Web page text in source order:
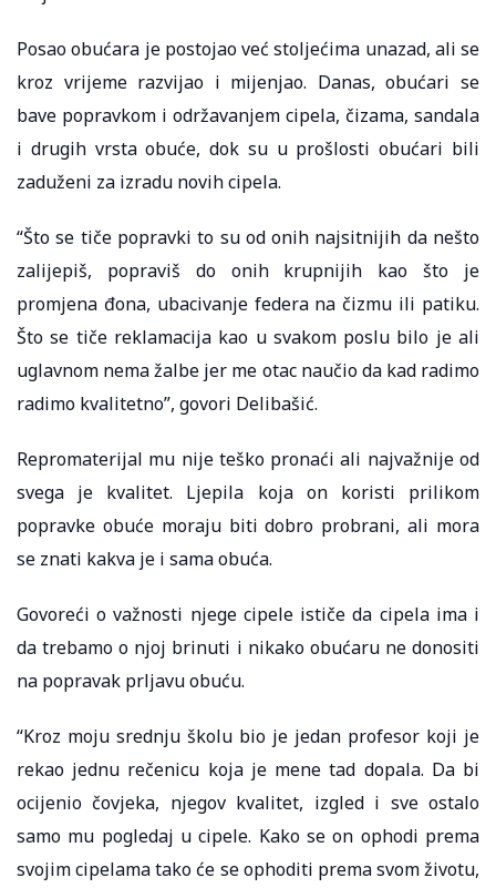
Posao obućara je postojao već stoljećima unazad, ali se
kroz vrijeme razvijao i mijenjao. Danas, obućari se
bave popravkom i održavanjem cipela, čizama, sandala
i drugih vrsta obuće, dok su u prošlosti obućari bili
zaduženi za izradu novih cipela.
“Što se tiče popravki to su od onih najsitnijih da nešto
zalijepiš, popraviš do onih krupnijih kao što je
promjena đona, ubacivanje federa na čizmu ili patiku.
Što se tiče reklamacija kao u svakom poslu bilo je ali
uglavnom nema žalbe jer me otac naučio da kad radimo
radimo kvalitetno”, govori Delibašić.
Repromaterijal mu nije teško pronaći ali najvažnije od
svega je kvalitet. Ljepila koja on koristi prilikom
popravke obuće moraju biti dobro probrani, ali mora
se znati kakva je i sama obuća.
Govoreći o važnosti njege cipele ističe da cipela ima i
da trebamo o njoj brinuti i nikako obućaru ne donositi
na popravak prljavu obuću.
“Kroz moju srednju školu bio je jedan profesor koji je
rekao jednu rečenicu koja je mene tad dopala. Da bi
ocijenio čovjeka, njegov kvalitet, izgled i sve ostalo
samo mu pogledaj u cipele. Kako se on ophodi prema
svojim cipelama tako će se ophoditi prema svom životu,